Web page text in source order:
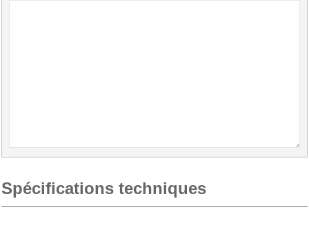
Spécifications techniques